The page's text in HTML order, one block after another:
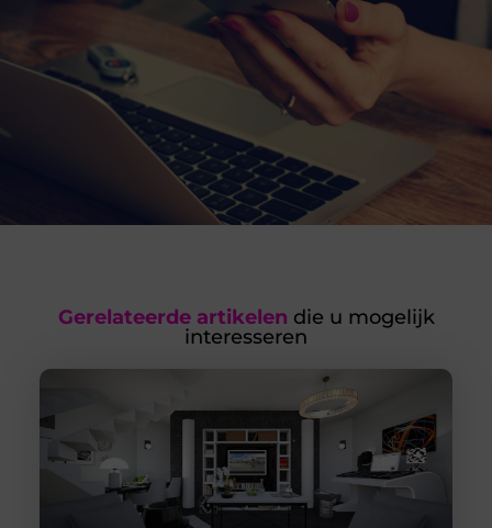
Gerelateerde artikelen die u mogelijk
interesseren